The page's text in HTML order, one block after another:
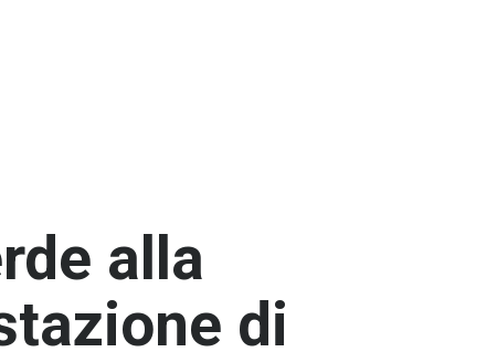
alla
di